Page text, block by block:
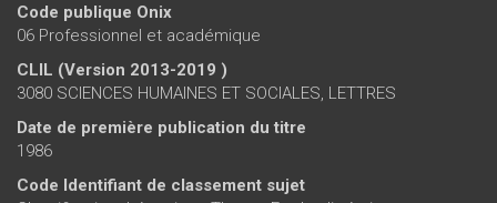
Code publique Onix
06 Professionnel et académique
CLIL (Version 2013-2019 )
3080 SCIENCES HUMAINES ET SOCIALES, LETTRES
Date de première publication du titre
1986
Code Identifiant de classement sujet